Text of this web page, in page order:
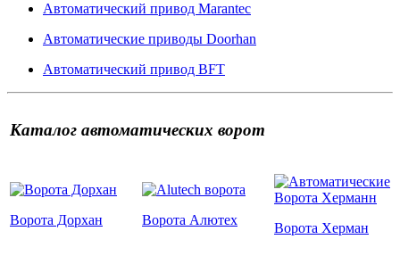
Автоматический привод Marantec
Автоматические приводы Doorhan
Автоматический привод BFT
Каталог автоматических ворот
Ворота Дорхан Ворота Алютех
Ворота Херман